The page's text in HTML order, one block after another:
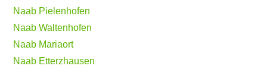
Naab Pielenhofen
Naab Waltenhofen
Naab Mariaort
Naab Etterzhausen